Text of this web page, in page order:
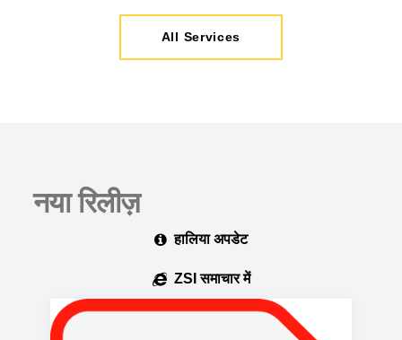
All Services
नया रिलीज़
हालिया अपडेट
ZSI समाचार में